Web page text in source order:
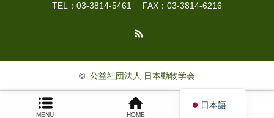
TEL：03-3814-5461 FAX：03-3814-6216
MENU HOME
© 公益社団法人 日本動物学会
日本語